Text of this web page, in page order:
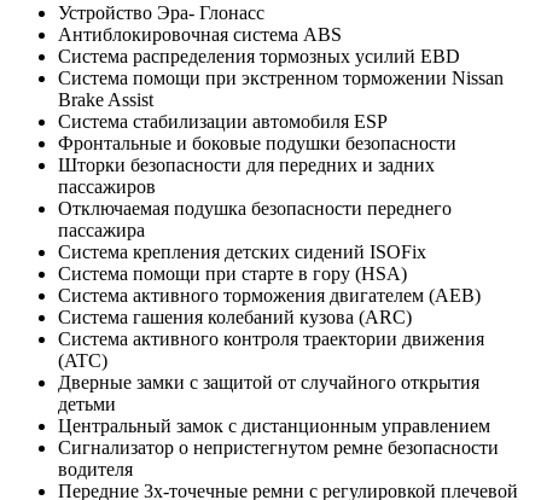
Устройство Эра- Глонасс
Антиблокировочная система ABS
Система распределения тормозных усилий EBD
Система помощи при экстренном торможении Nissan
Brake Assist
Система стабилизации автомобиля ESP
Фронтальные и боковые подушки безопасности
Шторки безопасности для передних и задних
пассажиров
Отключаемая подушка безопасности переднего
пассажира
Система крепления детских сидений ISOFix
Система помощи при старте в гору (HSA)
Система активного торможения двигателем (AEB)
Система гашения колебаний кузова (ARC)
Система активного контроля траектории движения
(ATC)
Дверные замки с защитой от случайного открытия
детьми
Центральный замок с дистанционным управлением
Сигнализатор о непристегнутом ремне безопасности
водителя
Передние 3х-точечные ремни с регулировкой плечевой